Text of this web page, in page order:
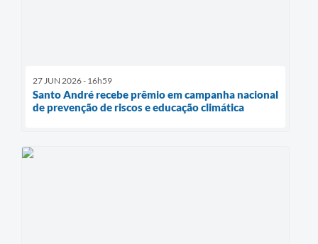
27 JUN 2026 - 16h59
Santo André recebe prêmio em campanha nacional
de prevenção de riscos e educação climática